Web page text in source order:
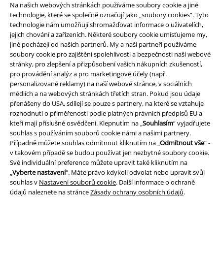
Na našich webových stránkách používáme soubory cookie a jiné
technologie, které se společně označují jako „soubory cookies“. Tyto
technologie nám umožňují shromažďovat informace o uživatelích,
jejich chování a zařízeních. Některé soubory cookie umísťujeme my,
jiné pocházejí od našich partnerů. My a naši partneři používáme
soubory cookie pro zajištění spolehlivosti a bezpečnosti naší webové
stránky, pro zlepšení a přizpůsobení vašich nákupních zkušeností,
pro provádění analýz a pro marketingové účely (např.
personalizované reklamy) na naší webové stránce, v sociálních
médiích a na webových stránkách třetích stran. Pokud jsou údaje
přenášeny do USA, sdílejí se pouze s partnery, na které se vztahuje
rozhodnutí o přiměřenosti podle platných právních předpisů EU a
kteří mají příslušné osvědčení. Klepnutím na „Souhlasím“ vyjadřujete
souhlas s používáním souborů cookie námi a našimi partnery.
Případně můžete souhlas odmítnout kliknutím na „Odmítnout vše“ -
v takovém případě se budou používat jen nezbytné soubory cookie.
Své individuální preference můžete upravit také kliknutím na
„Vyberte nastavení“. Máte právo kdykoli odvolat nebo upravit svůj
souhlas v Nastavení souborů cookie. Další informace o ochraně
údajů naleznete na stránceZásady ochrany osobních údajů.
EMP aplikaci
Stáhněte si novou EMP aplikaci zdarma a využijte všechny nové
funkce a výhody!
A Warner Music Group Company